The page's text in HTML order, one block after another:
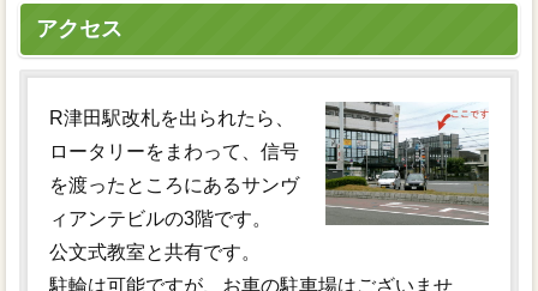
公文式 枚方津田教室内
アクセス
R津田駅改札を出られたら、
ロータリーをまわって、信号
を渡ったところにあるサンヴ
ィアンテビルの3階です。
公文式教室と共有です。
駐輪は可能ですが、お車の駐車場はございませ